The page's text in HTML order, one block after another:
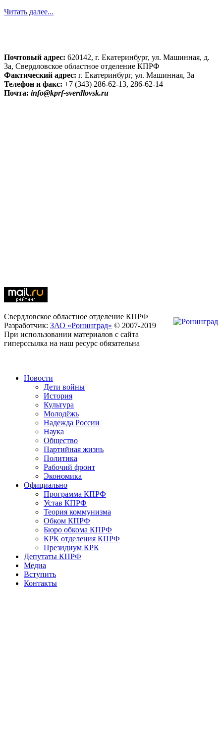
Читать далее...
Почтовый адрес: 620142, г. Екатеринбург, ул. Машинная, д.
3а, Свердловское областное отделение КПРФ
Фактический адрес: г. Екатеринбург, ул. Машинная, 3а
Телефон и факс: +7 (343) 286-62-13, 286-62-14
Почта: info@kprf-sverdlovsk.ru
Свердловское областное отделение КПРФ
Разработчик: ЗАО «Ронинград» © 2007-2019
При использовании материалов с сайта
гиперссылка на наш ресурс обязательна
Новости
Дети войны
История
Культура
Молодёжь
Надежда России
Наука
Общество
Партийная жизнь
Политика
Рабочий фронт
Экономика
Официально
Программа КПРФ
Устав КПРФ
Теория коммунизма
Обком КПРФ
Бюро обкома КПРФ
КРК отделения КПРФ
Президиум КРК
Депутаты КПРФ
Медиа
Вступить
Контакты